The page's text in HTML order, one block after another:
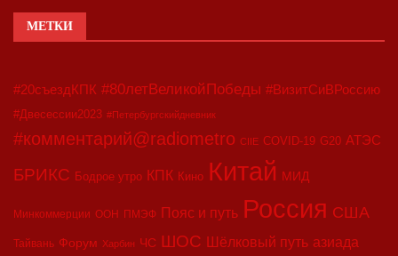
МЕТКИ
#20съездКПК #80летВеликойПобеды #ВизитСиВРоссию
#Двесессии2023 #Петербургскийдневник
#комментарий@radiometro CIIE COVID-19 G20 АТЭС
БРИКС Бодрое утро КПК Кино Китай МИД
Минкоммерции ООН ПМЭФ Пояс и путь Россия США
Тайвань Форум Харбин ЧС ШОС Шёлковый путь азиада